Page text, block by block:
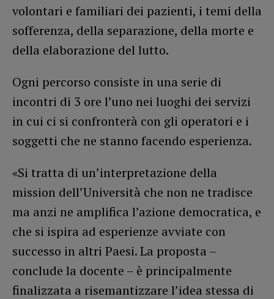
volontari e familiari dei pazienti, i temi della
sofferenza, della separazione, della morte e
della elaborazione del lutto.
Ogni percorso consiste in una serie di
incontri di 3 ore l’uno nei luoghi dei servizi
in cui ci si confronterà con gli operatori e i
soggetti che ne stanno facendo esperienza.
«Si tratta di un’interpretazione della
mission dell’Università che non ne tradisce
ma anzi ne amplifica l’azione democratica, e
che si ispira ad esperienze avviate con
successo in altri Paesi. La proposta –
conclude la docente – è principalmente
finalizzata a risemantizzare l’idea stessa di